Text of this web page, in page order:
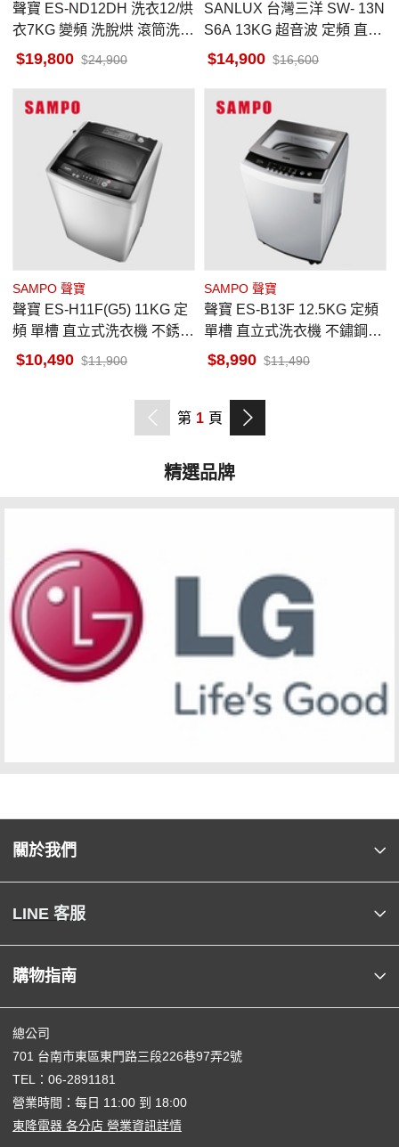
聲寶 ES-ND12DH 洗衣12/烘
衣7KG 變頻 洗脫烘 滾筒洗衣
機 蒸氣 溫水洗 高溫槽洗淨
19,800 24,900
SANLUX 台灣三洋 SW- 13N
S6A 13KG 超音波 定頻 直立
14,900 16,600
SAMPO 聲寶
聲寶 ES-H11F(G5) 11KG 定
頻 單槽 直立式洗衣機 不銹鋼
抗菌內槽 標準槽洗淨 台灣製
10,490 11,900
SAMPO 聲寶
聲寶 ES-B13F 12.5KG 定頻
單槽 直立式洗衣機 不鏽鋼抗
菌內槽 槽洗淨行程
8,990 11,490
第 1 頁
精選品牌
關於我們
LINE 客服
購物指南
總公司
701 台南市東區東門路三段226巷97弄2號
TEL： 06-2891181
營業時間：每日 11:00 到 18:00
東隆電器 各分店 營業資訊詳情